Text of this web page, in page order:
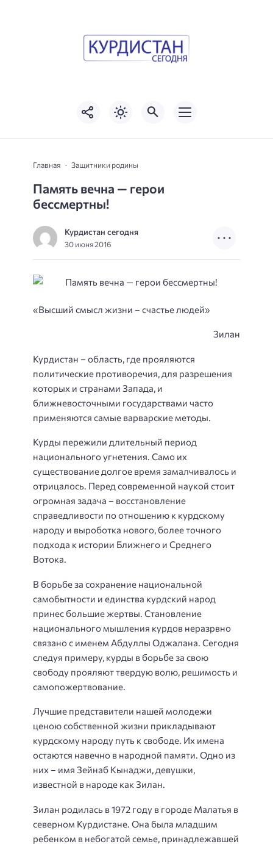
Главная Защитники родины
Память вечна — герои
бессмертны!
Курдистан сегодня
30 июня 2016
«Высший смысл жизни – счастье людей»
Зилан
Курдистан – область, где прояляются
политические противоречия, для разрешения
которых и странами Запада, и
ближневосточными государствами часто
применяются самые варварские методы.
Курды пережили длительный период
национального угнетения. Само их
существование долгое время замалчивалось и
отрицалось. Перед современной наукой стоит
огромная задача – восстановление
справедливости по отношению к курдскому
народу и выроботка нового, более точного
подхода к истории Ближнего и Среднего
Вотока.
В борьбе за сохранение национальной
самобытности и единства курдский народ
принес большие жертвы. Становление
национального мышления курдов неразрвно
связано с именем Абдуллы Оджалана. Сегодня
следуя примеру, курды в борьбе за свою
свободу прояляют твердую волю, решимость и
самопожертвование.
Лучшие представители нашей молодежи
ценою собственной жизни прикладывают
курдскому народу путь к свободе. Их имена
остаются навечно в народной памяти. Одно из
них – имя Зейнаб Кынаджи, девушки,
известной в народе как Зилан.
Зилан родилась в 1972 году в городе Малатья в
северном Курдистане. Она была младшим
ребенком в небогатой семье, принадлежавшей